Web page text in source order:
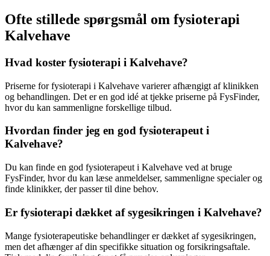
Ofte stillede spørgsmål om fysioterapi
Kalvehave
Hvad koster fysioterapi i Kalvehave?
Priserne forfysioterapi i Kalvehave varierer afhængigt af klinikken
og behandlingen. Det er en god idé at tjekke priserne på FysFinder,
hvor du kan sammenligne forskellige tilbud.
Hvordan finder jeg en god fysioterapeut i
Kalvehave?
Du kan finde en god fysioterapeut i Kalvehave ved at bruge
FysFinder, hvor du kan læse anmeldelser, sammenligne specialer og
finde klinikker, der passer til dine behov.
Er fysioterapi dækket af sygesikringen i Kalvehave?
Mange fysioterapeutiske behandlinger er dækket af sygesikringen,
men det afhænger af din specifikke situation og forsikringsaftale.